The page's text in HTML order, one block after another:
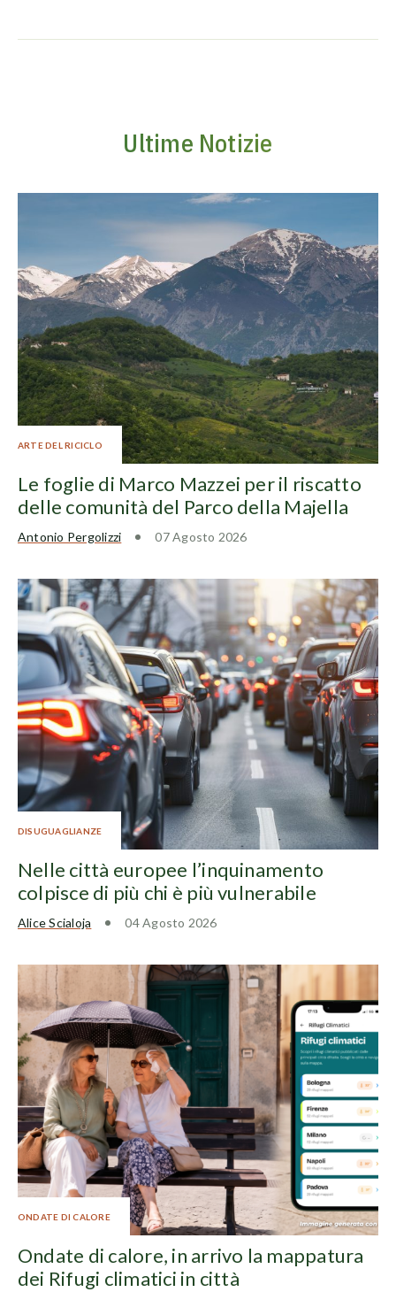
Ultime Notizie
ARTE DEL RICICLO
Le foglie di Marco Mazzei per il riscatto
delle comunità del Parco della Majella
Antonio Pergolizzi 07 Agosto 2026
DISUGUAGLIANZE
Nelle città europee l’inquinamento
colpisce di più chi è più vulnerabile
Alice Scialoja 04 Agosto 2026
ONDATE DI CALORE
Ondate di calore, in arrivo la mappatura
dei Rifugi climatici in città